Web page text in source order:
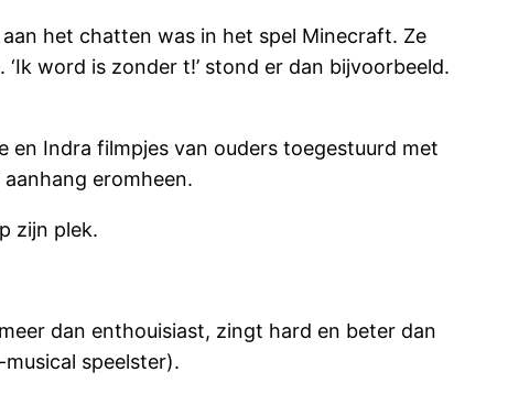
het chatten was in het spel Minecraft. Ze
word is zonder t!’ stond er dan bijvoorbeeld.
en Indra filmpjes van ouders toegestuurd met
eromheen.
zijn plek.
dan enthouisiast, zingt hard en beter dan
speelster).